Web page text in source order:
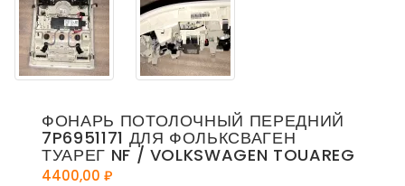
ФОНАРЬ ПОТОЛОЧНЫЙ ПЕРЕДНИЙ
7P6951171 ДЛЯ ФОЛЬКСВАГЕН
ТУАРЕГ NF / VOLKSWAGEN TOUAREG
4400,00 ₽